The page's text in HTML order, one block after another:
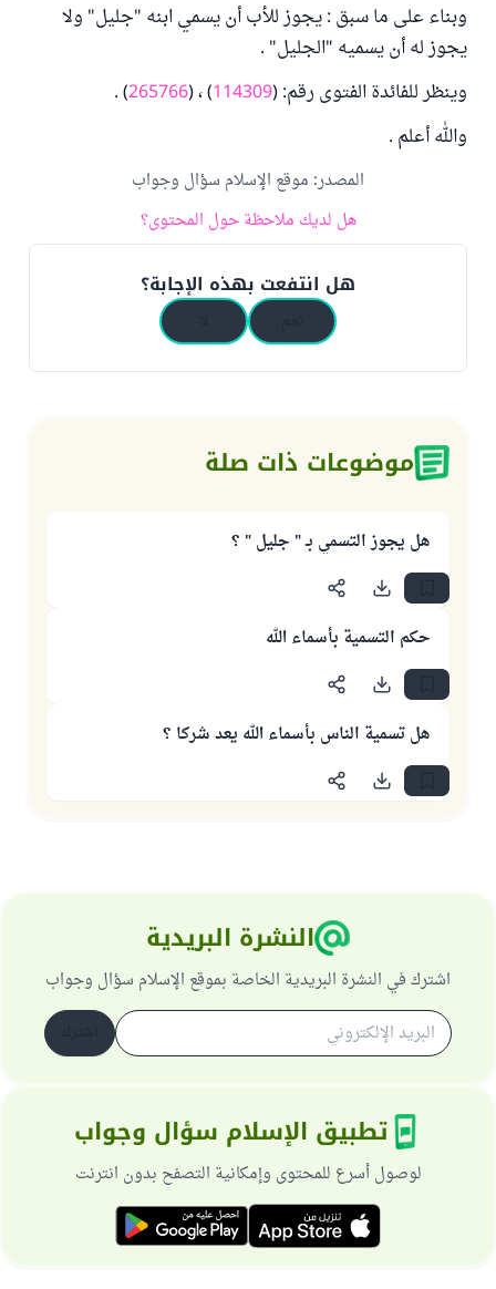
وبناء على ما سبق : يجوز للأب أن يسمي ابنه "جليل" ولا
يجوز له أن يسميه "الجليل" .
وينظر للفائدة الفتوى رقم: (114309) ، (265766
) .
والله أعلم .
المصدر: موقع الإسلام سؤال وجواب
هل لديك ملاحظة حول المحتوى؟
هل انتفعت بهذه الإجابة؟
موضوعات ذات صلة
هل يجوز التسمي بـ " جليل " ؟
حكم التسمية بأسماء الله
هل تسمية الناس بأسماء الله يعد شركا ؟
النشرة البريدية
اشترك في النشرة البريدية الخاصة بموقع الإسلام سؤال وجواب
تطبيق الإسلام سؤال وجواب
لوصول أسرع للمحتوى وإمكانية التصفح بدون انترنت